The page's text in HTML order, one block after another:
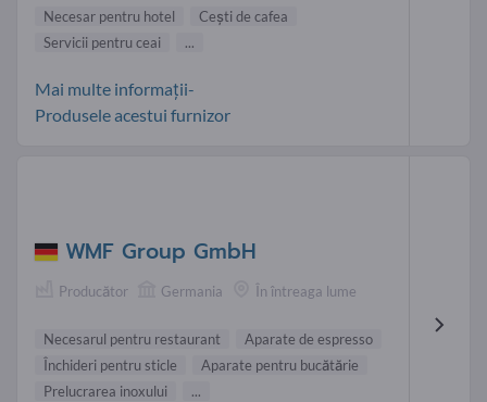
Necesar pentru hotel
Ceşti de cafea
Servicii pentru ceai
...
Mai multe informații-
Produsele acestui furnizor
WMF Group GmbH
Producător Germania În întreaga lume
Necesarul pentru restaurant
Aparate de espresso
Închideri pentru sticle
Aparate pentru bucătărie
Prelucrarea inoxului
...